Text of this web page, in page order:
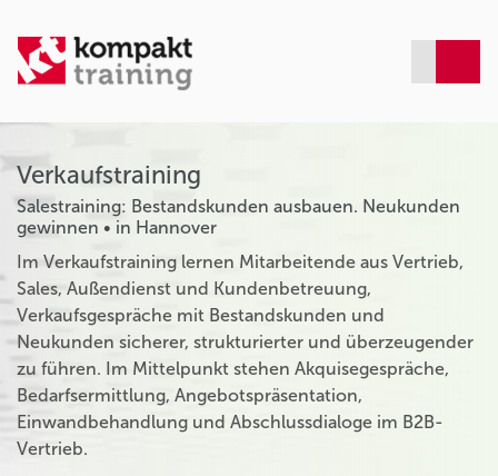
Verkaufstraining
Salestraining: Bestandskunden ausbauen. Neukunden
gewinnen • in Hannover
Im Verkaufstraining lernen Mitarbeitende aus Vertrieb,
Sales, Außendienst und Kundenbetreuung,
Verkaufsgespräche mit Bestandskunden und
Neukunden sicherer, strukturierter und überzeugender
zu führen. Im Mittelpunkt stehen Akquisegespräche,
Bedarfsermittlung, Angebotspräsentation,
Einwandbehandlung und Abschlussdialoge im B2B-
Vertrieb.